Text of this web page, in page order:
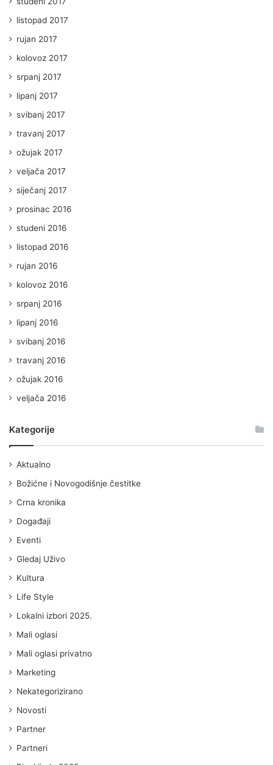
listopad 2017
rujan 2017
kolovoz 2017
srpanj 2017
lipanj 2017
svibanj 2017
travanj 2017
ožujak 2017
veljača 2017
siječanj 2017
prosinac 2016
studeni 2016
listopad 2016
rujan 2016
kolovoz 2016
srpanj 2016
lipanj 2016
svibanj 2016
travanj 2016
ožujak 2016
veljača 2016
Kategorije
Aktualno
Božićne i Novogodišnje čestitke
Crna kronika
Događaji
Eventi
Gledaj Uživo
Kultura
Life Style
Lokalni izbori 2025.
Mali oglasi
Mali oglasi privatno
Marketing
Nekategorizirano
Novosti
Partner
Partneri